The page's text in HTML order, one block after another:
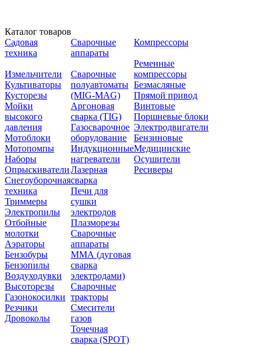
Каталог товаров
Садовая
техника
Измельчители
Культиваторы
Кусторезы
Мойки
высокого
давления
Мотоблоки
Мотопомпы
Наборы
Опрыскиватели
Снегоуборочная
техника
Триммеры
Электропилы
Отбойные
молотки
Аэраторы
Бензобуры
Бензопилы
Воздуходувки
Высоторезы
Газонокосилки
Резчики
Дровоколы
Сварочные
аппараты
Сварочные
полуавтоматы
(MIG-MAG)
Аргоновая
сварка (TIG)
Газосварочное
оборудование
Индукционные
нагреватели
Лазерная
сварка
Печи для
сушки
электродов
Плазморезы
Сварочные
аппараты
ММА (дуговая
сварка
электродами)
Сварочные
тракторы
Смесители
газов
Точечная
сварка (SPOT)
Компрессоры
Ременные
компрессоры
Безмасляные
Прямой привод
Винтовые
Поршневые блоки
Электродвигатели
Бензиновые
Медицинские
Осушители
Ресиверы